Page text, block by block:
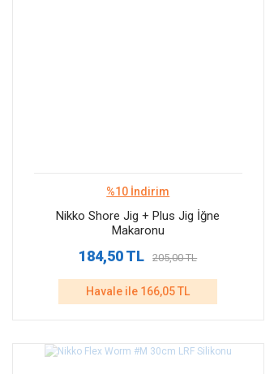
%10 İndirim
Nikko Shore Jig + Plus Jig İğne
Makaronu
184,50 TL 205,00 TL
Havale ile 166,05 TL